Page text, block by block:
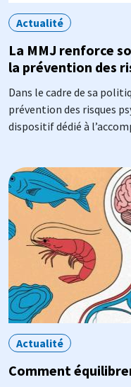
Actualité
La MMJ renforce
la prévention des
Dans le cadre de sa
prévention des risques
dispositif dédié à
Image
Actualité
Comment